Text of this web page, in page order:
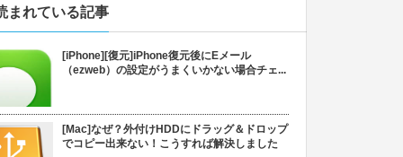
まれている記事
[iPhone][復元]iPhone復元後にEメール
（ezweb）の設定がうまくいかない場合チェ...
[Mac]なぜ？外付けHDDにドラッグ＆ドロップ
でコピー出来ない！こうすれば解決しました